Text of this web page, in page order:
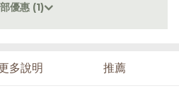
優惠 (1)
多說明 推薦